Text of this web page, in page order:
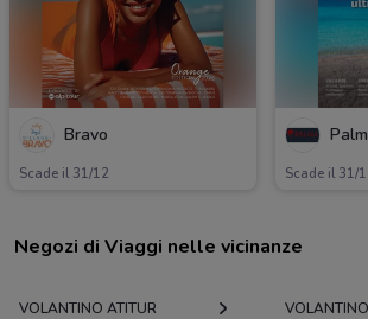
Bravo
Scade il 31/12 Scade il 31/
Negozi di Viaggi nelle vicinanze
VOLANTINO ATITUR